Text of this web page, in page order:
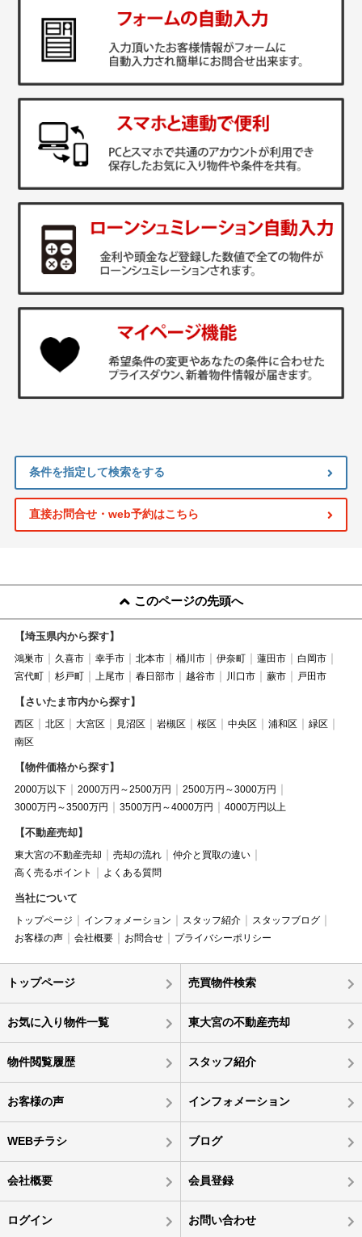
条件を指定して検索をする
直接お問合せ・web予約はこちら
このページの先頭へ
【埼玉県内から探す】
鴻巣市 久喜市 幸手市 北本市 桶川市 伊奈町 蓮田市
白岡市
宮代町
杉戸町 上尾市 春日部市 越谷市 川口市 蕨市 戸田市
【さいたま市内から探す】
西区 北区 大宮区 見沼区 岩槻区 桜区 中央区 浦和区
緑区
南区
【物件価格から探す】
2000万以下 2000万円～2500万円
2500万円～3000万円
3000万円～3500万円
3500万円～4000万円 4000万円以上
【不動産売却】
東大宮の不動産売却 売却の流れ
仲介と買取の違い
高く売るポイント
よくある質問
当社について
トップページ インフォメーション スタッフ紹介
スタッフブログ
お客様の声
会社概要 お問合せ プライバシーポリシー
トップページ 売買物件検索
お気に入り物件一覧 東大宮の不動産売却
物件閲覧履歴 スタッフ紹介
お客様の声 インフォメーション
WEBチラシ ブログ
会社概要 会員登録
ログイン お問い合わせ